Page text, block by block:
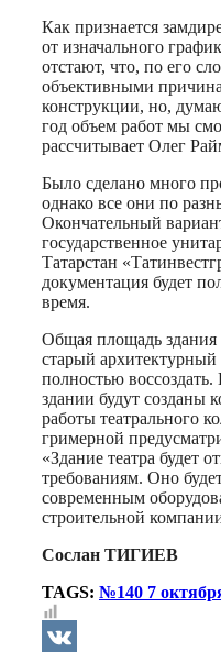
Как признается
от изначального
отстают, что, по его
объективными
конструкции, но,
год объем работ мы
рассчитывает Олег
Было сделано много
однако все они по
Окончательный
государственное
Татарстан
документация будет
время.
Общая площадь здания
старый
полностью
здании будут созданы
работы театрального
гримерной
«Здание театра будет
требованиям. Оно
современным
строительной
Сослан ТИГИЕВ
TAGS: №140 7